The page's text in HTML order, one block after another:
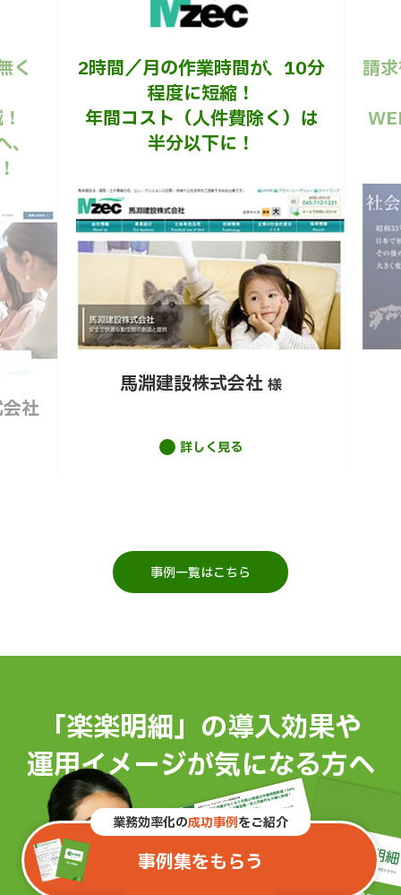
く
社
2時間／月の作業時間が、10分
程度に短縮！
年間コスト（人件費除く）は
半分以下に！
馬淵建設株式会社 様
詳しく見る
請
事例一覧はこちら
「楽楽明細」の導入効果や
運用イメージが気になる方へ
業務効率化の成功事例をご紹介
事例集をもらう